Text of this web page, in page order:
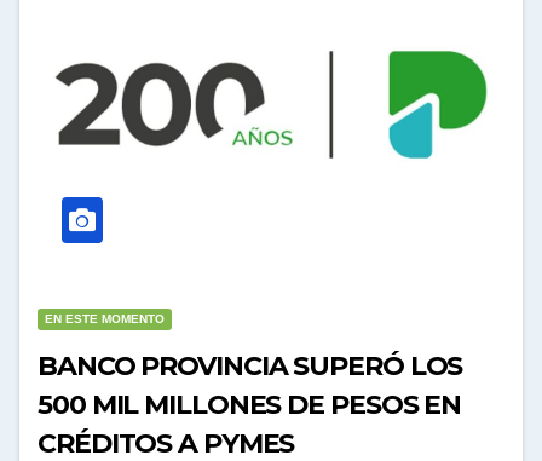
EN ESTE MOMENTO
BANCO PROVINCIA SUPERÓ LOS
500 MIL MILLONES DE PESOS EN
CRÉDITOS A PYMES